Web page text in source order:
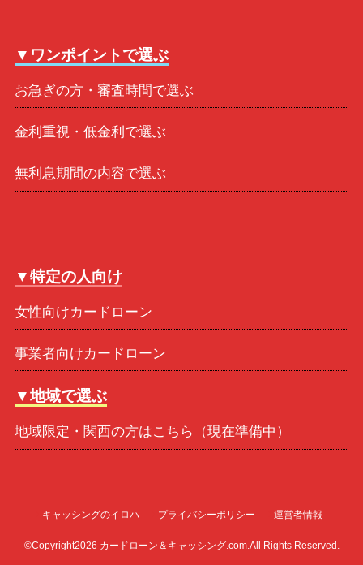
▼ワンポイントで選ぶ
お急ぎの方・審査時間で選ぶ
金利重視・低金利で選ぶ
無利息期間の内容で選ぶ
▼特定の人向け
女性向けカードローン
事業者向けカードローン
▼地域で選ぶ
地域限定・関西の方はこちら（現在準備中）
キャッシングのイロハ プライバシーポリシー 運営者情報
©Copyright2026 カードローン＆キャッシング.com.All Rights Reserved.